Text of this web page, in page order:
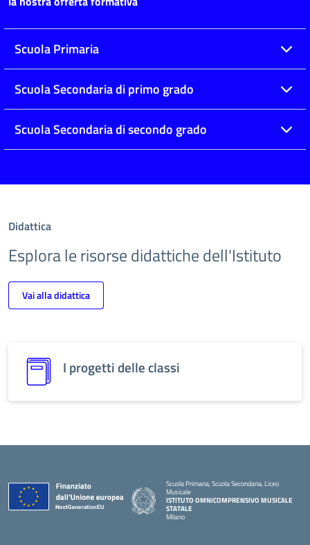
Scuola Primaria
Scuola Secondaria di primo grado
Scuola Secondaria di secondo grado
Didattica
Esplora le risorse didattiche dell'Istituto
Vai alla didattica
I progetti delle classi
Scuola Primaria, Scuola Secondaria, Liceo
Musicale
ISTITUTO OMNICOMPRENSIVO MUSICALE
STATALE
Milano